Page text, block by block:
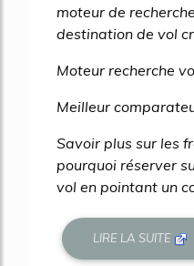
moteur de
destination de vol
Moteur recherche
Meilleur
Savoir plus sur les
pourquoi réserver
vol en pointant un
LIRE LA SUITE